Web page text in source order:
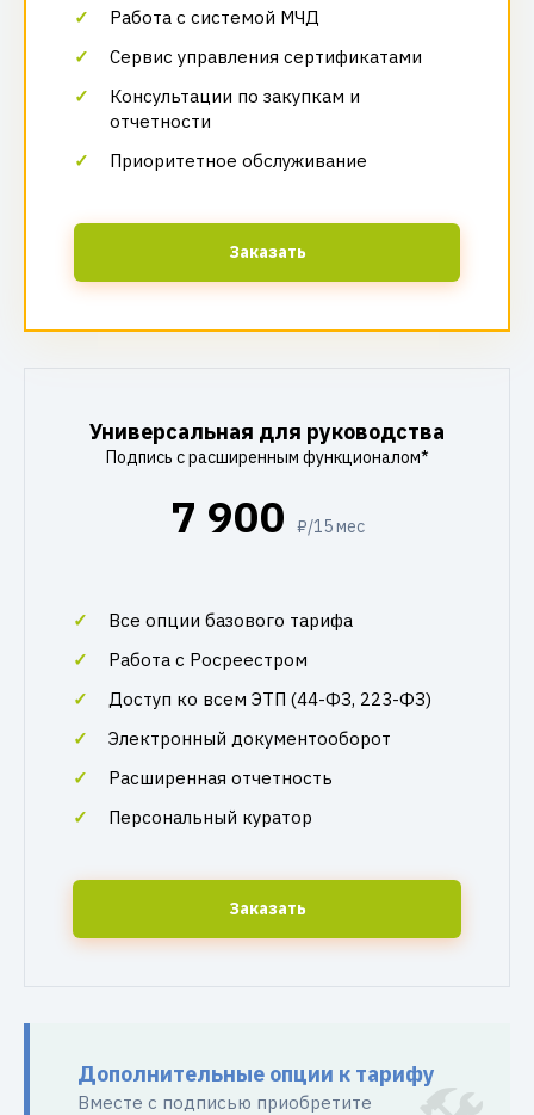
Работа с системой МЧД
Сервис управления сертификатами
Консультации по закупкам и
отчетности
Приоритетное обслуживание
Заказать
Универсальная для руководства
Подпись с расширенным функционалом*
7 900 ₽/15 мес
Все опции базового тарифа
Работа с Росреестром
Доступ ко всем ЭТП (44-ФЗ, 223-ФЗ)
Электронный документооборот
Расширенная отчетность
Персональный куратор
Заказать
Дополнительные опции к тарифу
Вместе с подписью приобретите